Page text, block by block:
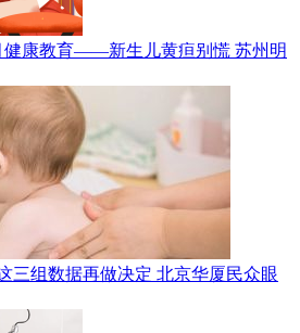
健康教育——新生儿黄疸别慌 苏州明
三组数据再做决定 北京华厦民众眼